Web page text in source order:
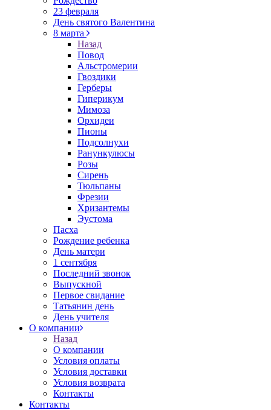
23 февраля
День святого Валентина
8 марта
Назад
Повод
Альстромерии
Гвоздики
Герберы
Гиперикум
Мимоза
Орхидеи
Пионы
Подсолнухи
Ранункулюсы
Розы
Сирень
Тюльпаны
Фрезии
Хризантемы
Эустома
Пасха
Рождение ребенка
День матери
1 сентября
Последний звонок
Выпускной
Первое свидание
Татьянин день
День учителя
О компании
Назад
О компании
Условия оплаты
Условия доставки
Условия возврата
Контакты
Контакты